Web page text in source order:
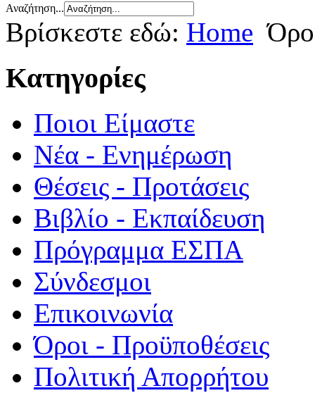
Αναζήτηση...
Βρίσκεστε εδώ: Home
Κατηγορίες
Ποιοι Είμαστε
Νέα - Ενημέρωση
Θέσεις - Προτάσεις
Βιβλίο - Εκπαίδευση
Πρόγραμμα ΕΣΠΑ
Σύνδεσμοι
Επικοινωνία
Όροι - Προϋποθέσεις
Πολιτική Απορρήτου